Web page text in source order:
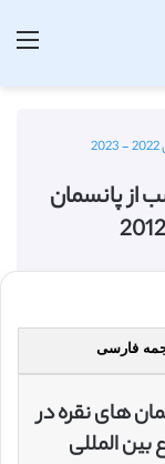
از پانسمان
فارسی
های نقره در
بین المللی